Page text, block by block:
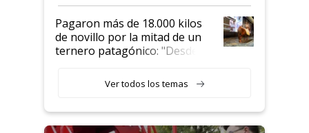
Pagaron más de 18.000 kilos
de novillo por la mitad de un
ternero patagónico: "Desde
llamar la atención"
Ver todos los temas